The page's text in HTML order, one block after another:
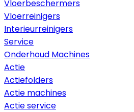
Vloerbeschermers
Vloerreinigers
Interieurreinigers
Service
Onderhoud Machines
Actie
Actiefolders
Actie machines
Actie service